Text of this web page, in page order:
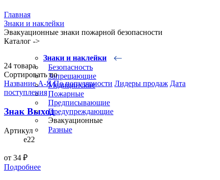
Главная
Знаки и наклейки
Эвакуационные знаки пожарной безопасности
Каталог ->
Знаки и наклейки
Безопасность
Запрещающие
Медицинские
Пожарные
Предписывающие
Предупреждающие
Эвакуационные
Разные
24 товара
Сортировать по
Название А-Я По популярности Лидеры продаж Дата
поступления
Знак Выход
Артикул
e22
от 34 ₽
Подробнее